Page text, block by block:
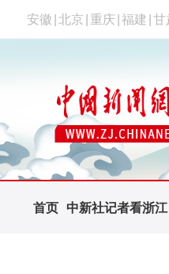
安徽 北京 重庆 福建 甘
首页 中新社记者看浙江